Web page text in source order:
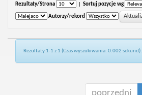
Rezultaty/Strona Sortuj pozycje wg
Autorzy/rekord
Rezultaty 1-1 z 1 (Czas wyszukiwania: 0.002 sekund).